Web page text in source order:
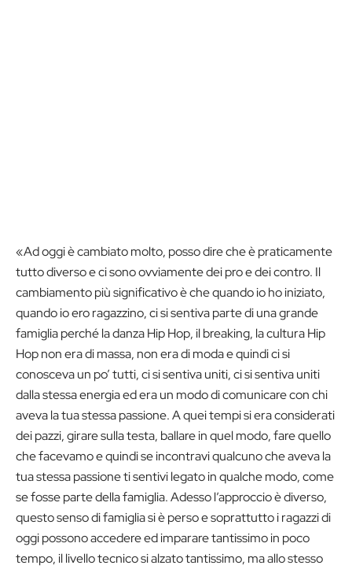
«Ad oggi è cambiato molto, posso dire che è praticamente
tutto diverso e ci sono ovviamente dei pro e dei contro. Il
cambiamento più significativo è che quando io ho iniziato,
quando io ero ragazzino, ci si sentiva parte di una grande
famiglia perché la danza Hip Hop, il breaking, la cultura Hip
Hop non era di massa, non era di moda e quindi ci si
conosceva un po’ tutti, ci si sentiva uniti, ci si sentiva uniti
dalla stessa energia ed era un modo di comunicare con chi
aveva la tua stessa passione. A quei tempi si era considerati
dei pazzi, girare sulla testa, ballare in quel modo, fare quello
che facevamo e quindi se incontravi qualcuno che aveva la
tua stessa passione ti sentivi legato in qualche modo, come
se fosse parte della famiglia. Adesso l’approccio è diverso,
questo senso di famiglia si è perso e soprattutto i ragazzi di
oggi possono accedere ed imparare tantissimo in poco
tempo, il livello tecnico si alzato tantissimo, ma allo stesso